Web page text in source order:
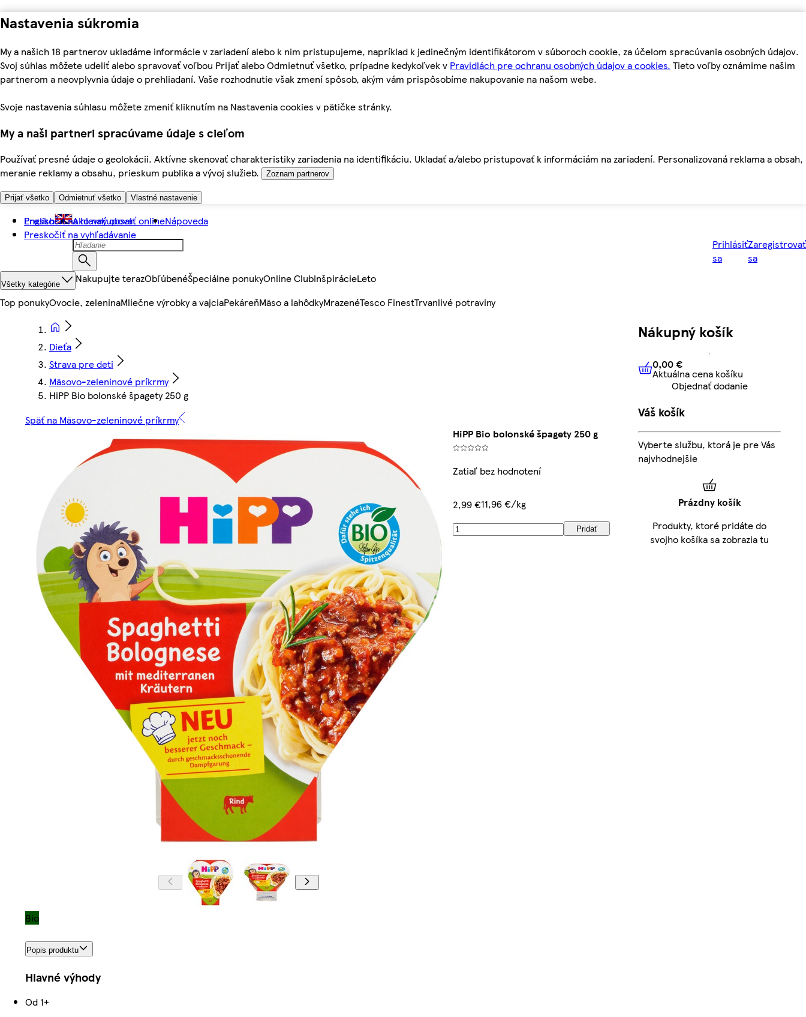
Nastavenia súkromia
My a našich 18 partnerov ukladáme informácie v zariadení alebo k nim pristupujeme, napríklad k jedinečným identifikátorom v súboroch cookie, za účelom spracúvania osobných údajov.
Svoj súhlas môžete udeliť alebo spravovať voľbou Prijať alebo Odmietnuť všetko, prípadne kedykoľvek v Pravidlách pre ochranu osobných údajov a cookies. Tieto voľby oznámime našim
partnerom a neovplyvnia údaje o prehliadaní. Vaše rozhodnutie však zmení spôsob, akým vám prispôsobíme nakupovanie na našom webe.
Svoje nastavenia súhlasu môžete zmeniť kliknutím na Nastavenia cookies v pätičke stránky.
My a naši partneri spracúvame údaje s cieľom
Používať presné údaje o geolokácii. Aktívne skenovať charakteristiky zariadenia na identifikáciu. Ukladať a/alebo pristupovať k informáciám na zariadení. Personalizovaná reklama a obsah,
meranie reklamy a obsahu, prieskum publika a vývoj služieb.
Zoznam partnerov
Prijať všetko Odmietnuť všetko Vlastné nastavenie
Preskočiť na hlavný obsah
Preskočiť na vyhľadávanie
English Ako nakupovať onlineNápoveda
Prihlásiť
sa
Zaregistrovať
sa
Všetky kategórie Nakupujte terazObľúbenéŠpeciálne ponukyOnline ClubInšpirácieLeto
Top ponukyOvocie, zeleninaMliečne výrobky a vajciaPekáreňMäso a lahôdkyMrazenéTesco FinestTrvanlivé potraviny
Dieťa
Strava pre deti
Mäsovo-zeleninové príkrmy
HiPP Bio bolonské špagety 250 g
Späť na Mäsovo-zeleninové príkrmy
HiPP Bio bolonské špagety 250 g
Zatiaľ bez hodnotení
2,99 €11,96 €/kg
Pridať
Bio
Popis produktu
Hlavné výhody
Od 1+
Nákupný košík
0,00 € Aktuálna cena košíku
0,00 €
Aktuálna cena košíku
Objednať dodanie
Váš košík
Vyberte službu, ktorá je pre Vás
najvhodnejšie
Prázdny košík
Produkty, ktoré pridáte do
svojho košíka sa zobrazia tu